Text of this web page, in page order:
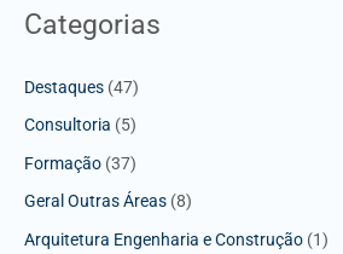
Categorias
Destaques (47)
Consultoria (5)
Formação (37)
Geral Outras Áreas (8)
Arquitetura Engenharia e Construção (1)